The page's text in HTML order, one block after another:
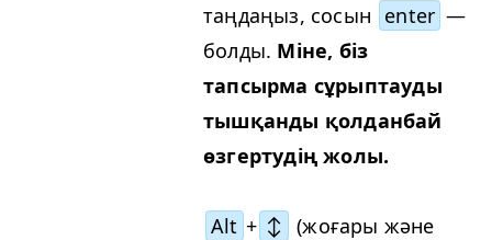
таңдаңыз, сосын enter —
болды. Міне, біз
тапсырма сұрыптауды
тышқанды қолданбай
өзгертудің жолы.
Alt + ↕ (жоғары және